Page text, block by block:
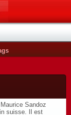
Sandoz
suisse. Il est